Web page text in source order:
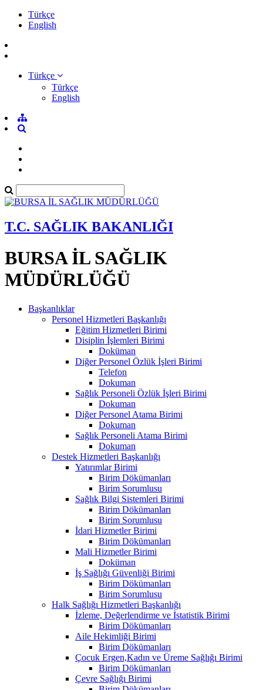
Türkçe
English
Türkçe
Türkçe
English
T.C. SAĞLIK BAKANLIĞI
BURSA İL SAĞLIK
MÜDÜRLÜĞÜ
Başkanlıklar
Personel Hizmetleri Başkanlığı
Eğitim Hizmetleri Birimi
Disiplin İşlemleri Birimi
Doküman
Diğer Personel Özlük İşleri Birimi
Telefon
Dokuman
Sağlık Personeli Özlük İşleri Birimi
Dokuman
Diğer Personel Atama Birimi
Dokuman
Sağlık Personeli Atama Birimi
Dokuman
Destek Hizmetleri Başkanlığı
Yatırımlar Birimi
Birim Dökümanları
Birim Sorumlusu
Sağlık Bilgi Sistemleri Birimi
Birim Dökümanları
Birim Sorumlusu
İdari Hizmetler Birimi
Birim Dökümanları
Mali Hizmetler Birimi
Doküman
İş Sağlığı Güvenliği Birimi
Birim Dökümanları
Birim Sorumlusu
Halk Sağlığı Hizmetleri Başkanlığı
İzleme, Değerlendirme ve İstatistik Birimi
Birim Dökümanları
Aile Hekimliği Birimi
Birim Dökümanları
Çocuk Ergen,Kadın ve Üreme Sağlığı Birimi
Birim Dökümanları
Çevre Sağlığı Birimi